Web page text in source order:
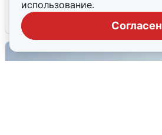
использование.
Согласен
6 августа